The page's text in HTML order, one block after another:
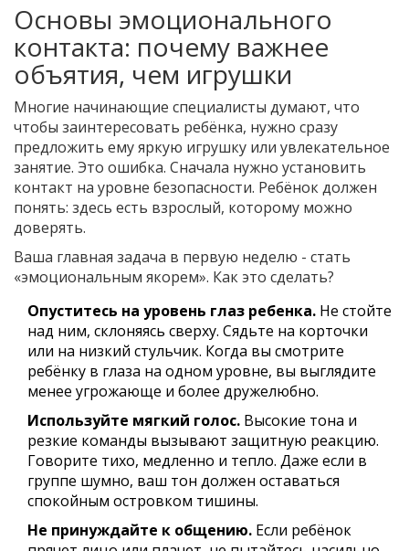
Основы эмоционального
контакта: почему важнее
объятия, чем игрушки
Многие начинающие специалисты думают, что
чтобы заинтересовать ребёнка, нужно сразу
предложить ему яркую игрушку или увлекательное
занятие. Это ошибка. Сначала нужно установить
контакт на уровне безопасности. Ребёнок должен
понять: здесь есть взрослый, которому можно
доверять.
Ваша главная задача в первую неделю - стать
«эмоциональным якорем». Как это сделать?
Опуститесь на уровень глаз ребенка. Не стойте
над ним, склоняясь сверху. Сядьте на корточки
или на низкий стульчик. Когда вы смотрите
ребёнку в глаза на одном уровне, вы выглядите
менее угрожающе и более дружелюбно.
Используйте мягкий голос. Высокие тона и
резкие команды вызывают защитную реакцию.
Говорите тихо, медленно и тепло. Даже если в
группе шумно, ваш тон должен оставаться
спокойным островком тишины.
Не принуждайте к общению. Если ребёнок